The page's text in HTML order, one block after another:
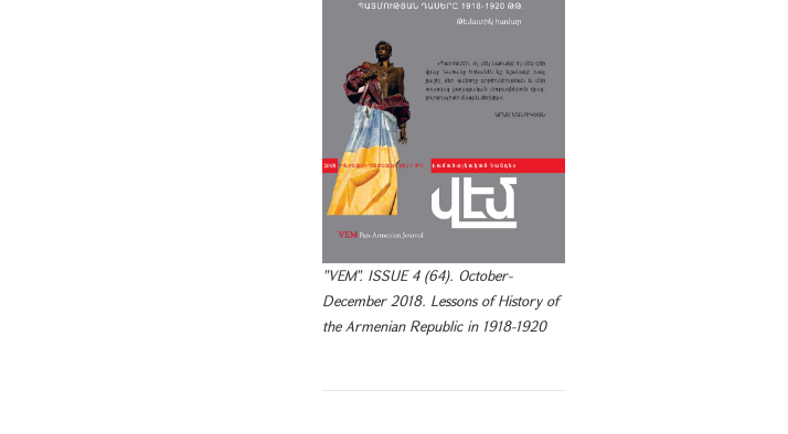
"VEM". ISSUE 4 (64). October-
December 2018. Lessons of History of
the Armenian Republic in 1918-1920